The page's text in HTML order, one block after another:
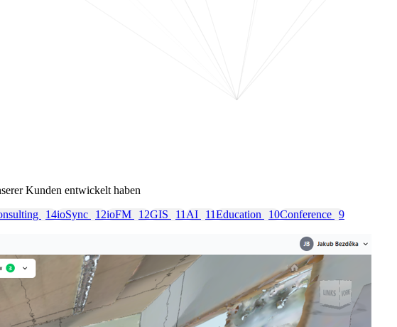
Kunden entwickelt haben
14ioSync 12ioFM 12GIS 11 AI 11Education 10Conference 9